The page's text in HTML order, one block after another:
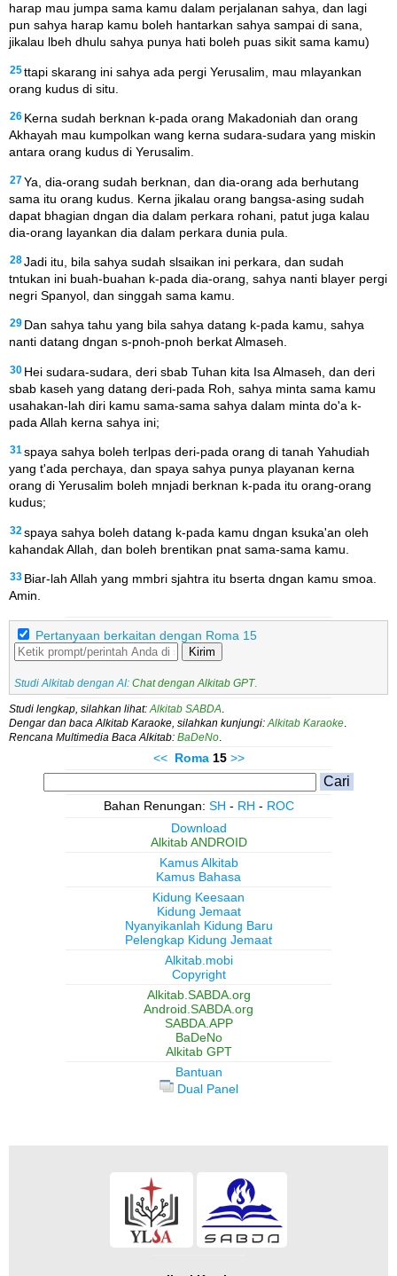
harap mau jumpa sama kamu dalam perjalanan sahya, dan lagi
pun sahya harap kamu boleh hantarkan sahya sampai di sana,
jikalau lbeh dhulu sahya punya hati boleh puas sikit sama kamu)
25ttapi skarang ini sahya ada pergi Yerusalim, mau mlayankan
orang kudus di situ.
26 Kerna sudah berknan k-pada orang Makadoniah dan orang
Akhayah mau kumpolkan wang kerna sudara-sudara yang miskin
antara orang kudus di Yerusalim.
27Ya, dia-orang sudah berknan, dan dia-orang ada berhutang
sama itu orang kudus. Kerna jikalau orang bangsa-asing sudah
dapat bhagian dngan dia dalam perkara rohani, patut juga kalau
dia-orang layankan dia dalam perkara dunia pula.
28Jadi itu, bila sahya sudah slsaikan ini perkara, dan sudah
tntukan ini buah-buahan k-pada dia-orang, sahya nanti blayer pergi
negri Spanyol, dan singgah sama kamu.
29 Dan sahya tahu yang bila sahya datang k-pada kamu, sahya
nanti datang dngan s-pnoh-pnoh berkat Almaseh.
30 Hei sudara-sudara, deri sbab Tuhan kita Isa Almaseh, dan deri
sbab kaseh yang datang deri-pada Roh, sahya minta sama kamu
usahakan-lah diri kamu sama-sama sahya dalam minta do'a k-
pada Allah kerna sahya ini;
31 spaya sahya boleh terlpas deri-pada orang di tanah Yahudiah
yang t'ada perchaya, dan spaya sahya punya playanan kerna
orang di Yerusalim boleh mnjadi berknan k-pada itu orang-orang
kudus;
32 spaya sahya boleh datang k-pada kamu dngan ksuka'an oleh
kahandak Allah, dan boleh brentikan pnat sama-sama kamu.
33 Biar-lah Allah yang mmbri sjahtra itu bserta dngan kamu smoa.
Amin.
Pertanyaan berkaitan dengan Roma 15
Kirim
Studi Alkitab dengan AI: Chat dengan Alkitab GPT
Studi lengkap, silahkan lihat: Alkitab SABDA
Dengar dan baca Alkitab Karaoke, silahkan kunjungi: Alkitab Karaoke
Rencana Multimedia Baca Alkitab: BaDeNo
<< Roma15 >>
Bahan Renungan: SH - RH - ROC
Download
Alkitab ANDROID
Kamus Alkitab
Kamus Bahasa
Kidung Keesaan
Kidung Jemaat
Nyanyikanlah Kidung Baru
Pelengkap Kidung Jemaat
Alkitab.mobi
Copyright
Alkitab.SABDA.org
Android.SABDA.org
SABDA.APP
BaDeNo
Alkitab GPT
Bantuan
Dual Panel